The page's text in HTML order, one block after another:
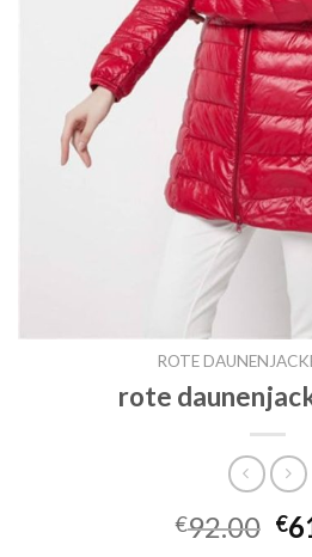
ROTE
rote
€92.00 €